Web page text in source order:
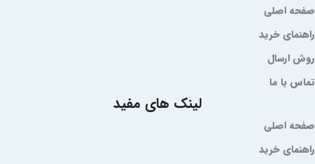
صفحه اصلی
راهنمای خرید
روش ارسال
تماس با ما
لینک های مفید
صفحه اصلی
راهنمای خرید